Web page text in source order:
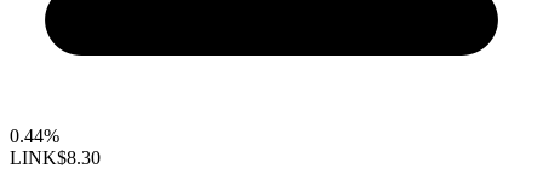
0.44%
LINK$8.30